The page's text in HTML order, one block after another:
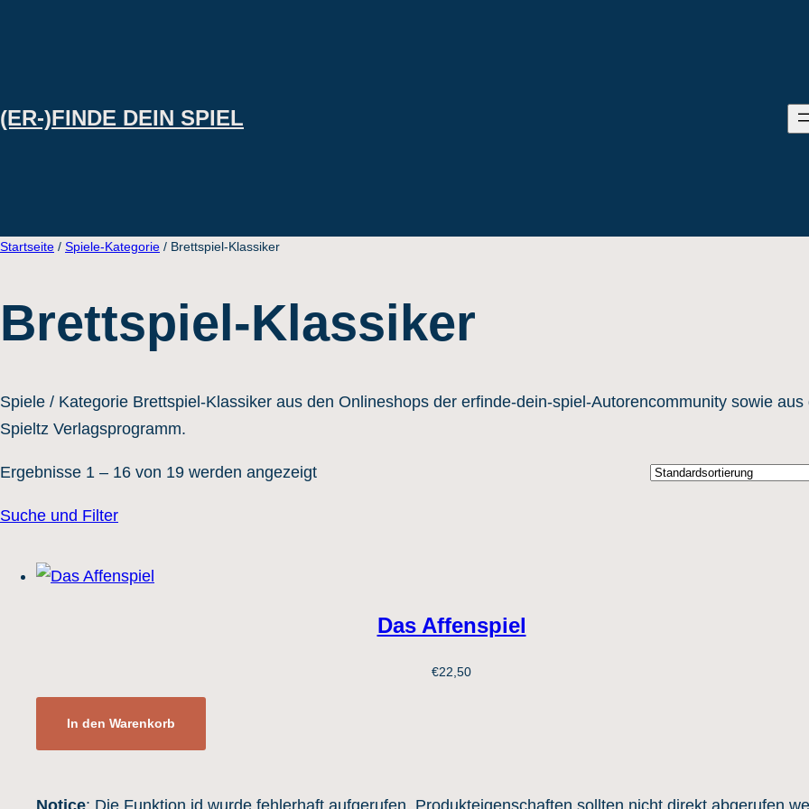
(ER-)FINDE DEIN SPIEL
Startseite / Spiele-Kategorie / Brettspiel-Klassiker
Brettspiel-Klassiker
Spiele / Kategorie Brettspiel-Klassiker aus den Onlineshops der erfinde-dein-spiel-Autorencommunity sowie aus
Spieltz Verlagsprogramm.
Ergebnisse 1 – 16 von 19 werden angezeigt
Suche und Filter
Gänsespiel Affenspiel
Pachisi / Ludo / Ärger-Spiele
Das Affenspiel
€22,50
In den Warenkorb